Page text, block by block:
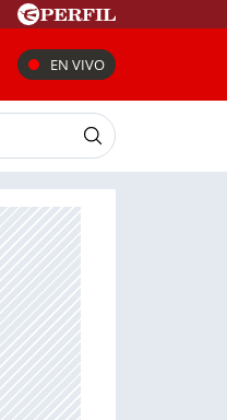
EN VIVO